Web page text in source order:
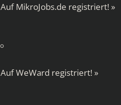
AufMikroJobs.de registriert! »
AufWeWard registriert! »